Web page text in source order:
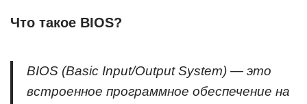
Что такое BIOS?
BIOS (Basic Input/Output System) — это
встроенное программное обеспечение на